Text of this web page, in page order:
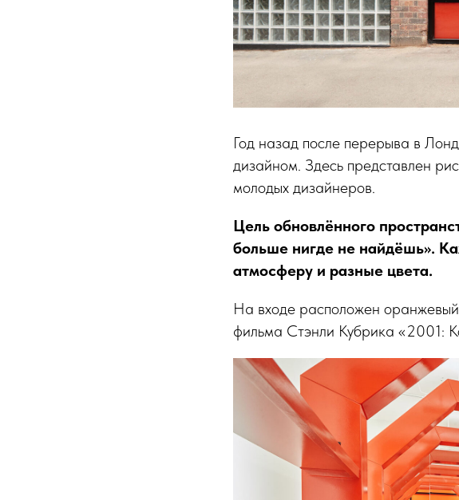
Год назад после перерыва в
дизайном. Здесь представлен
молодых дизайнеров.
Цель обновлённого
больше нигде не найдёшь».
атмосферу и разные цвета.
На входе расположен
фильма Стэнли Кубрика «2001: